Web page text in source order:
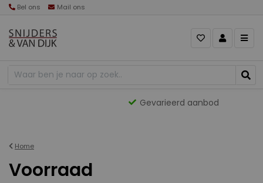
Bel ons Mail ons
Gevarieerd aanbod
Home
Voorraad